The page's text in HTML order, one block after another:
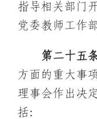
指导相关部门
党委教师工作部
第二十 五
方面的重大事
理事会作出决
括：